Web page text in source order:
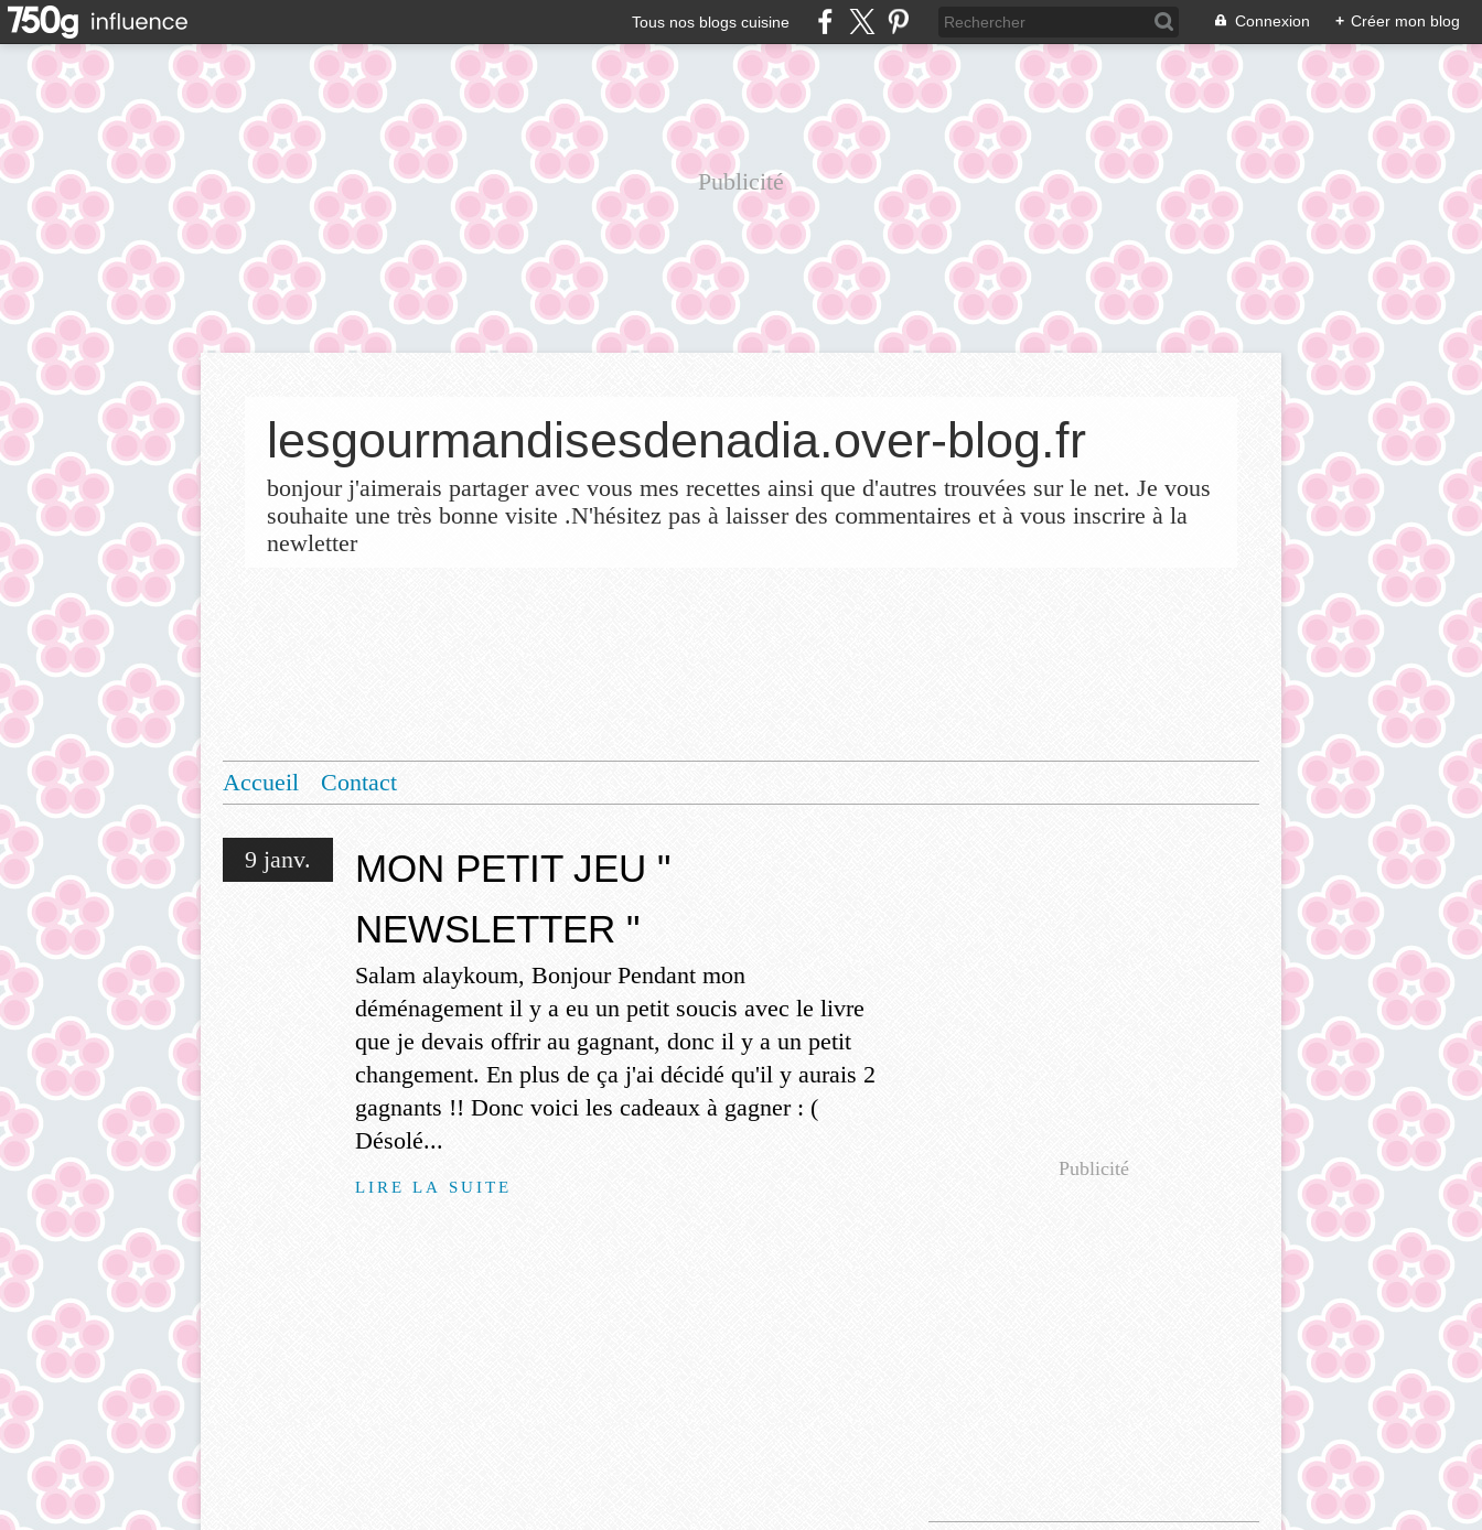
Tous nos blogs cuisine Connexion + Créer mon blog
Publicité
lesgourmandisesdenadia.over-blog.fr
bonjour j'aimerais partager avec vous mes recettes ainsi que d'autres trouvées sur le net. Je vous
souhaite une très bonne visite .N'hésitez pas à laisser des commentaires et à vous inscrire à la
newletter
Accueil Contact
9 janv.
MON PETIT JEU "
NEWSLETTER "
Salam alaykoum, Bonjour Pendant mon
déménagement il y a eu un petit soucis avec le livre
que je devais offrir au gagnant, donc il y a un petit
changement. En plus de ça j'ai décidé qu'il y aurais 2
gagnants !! Donc voici les cadeaux à gagner : (
Désolé...
LIRE LA SUITE
Publicité